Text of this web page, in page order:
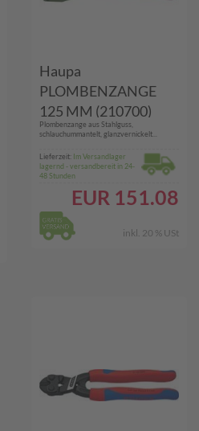
Haupa
PLOMBENZANGE
125 MM (210700)
Plombenzange aus Stahlguss,
schlauchummantelt, glanzvernickelt...
Lieferzeit: Im Versandlager
lagernd - versandbereit in 24-
48 Stunden
EUR 151.08
inkl. 20 % USt